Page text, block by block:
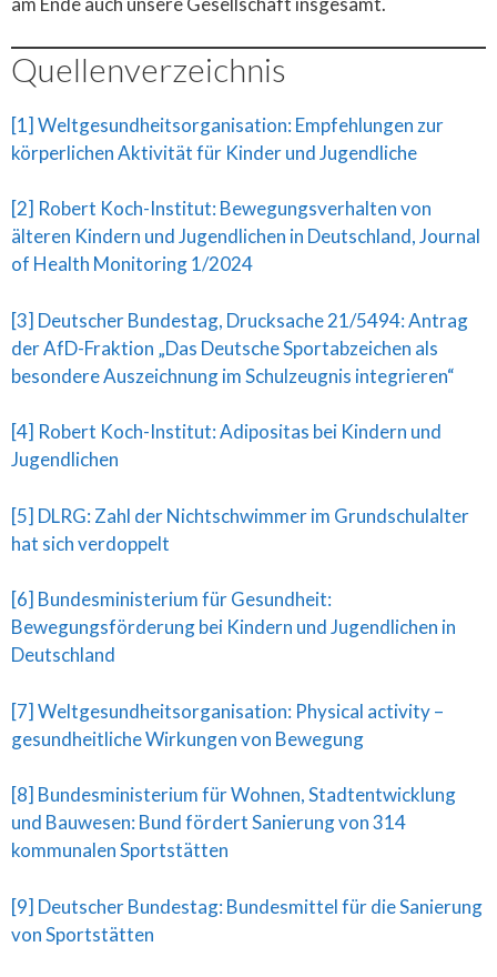
Quellenverzeichnis
[1] Weltgesundheitsorganisation: Empfehlungen zur
körperlichen Aktivität für Kinder und Jugendliche
[2] Robert Koch-Institut: Bewegungsverhalten von
älteren Kindern und Jugendlichen in Deutschland, Journal
of Health Monitoring 1/2024
[3] Deutscher Bundestag, Drucksache 21/5494: Antrag
der AfD-Fraktion „Das Deutsche Sportabzeichen als
besondere Auszeichnung im Schulzeugnis integrieren“
[4] Robert Koch-Institut: Adipositas bei Kindern und
Jugendlichen
[5] DLRG: Zahl der Nichtschwimmer im Grundschulalter
hat sich verdoppelt
[6] Bundesministerium für Gesundheit:
Bewegungsförderung bei Kindern und Jugendlichen in
Deutschland
[7] Weltgesundheitsorganisation: Physical activity –
gesundheitliche Wirkungen von Bewegung
[8] Bundesministerium für Wohnen, Stadtentwicklung
und Bauwesen: Bund fördert Sanierung von 314
kommunalen Sportstätten
[9] Deutscher Bundestag: Bundesmittel für die Sanierung
von Sportstätten